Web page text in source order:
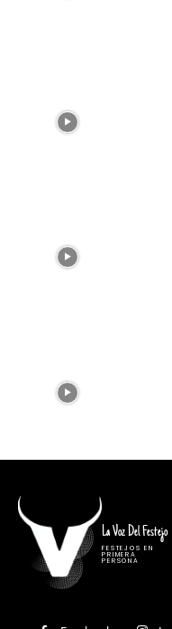
La Voz Del Festejo
FESTEJOS EN
PRIMERA
PERSONA